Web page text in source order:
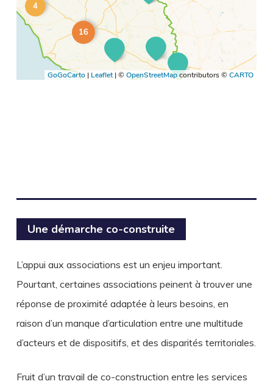
Une démarche co-construite
L’appui aux associations est un enjeu important.
Pourtant, certaines associations peinent à trouver une
réponse de proximité adaptée à leurs besoins, en
raison d’un manque d’articulation entre une multitude
d’acteurs et de dispositifs, et des disparités territoriales.
Fruit d’un travail de co-construction entre les services